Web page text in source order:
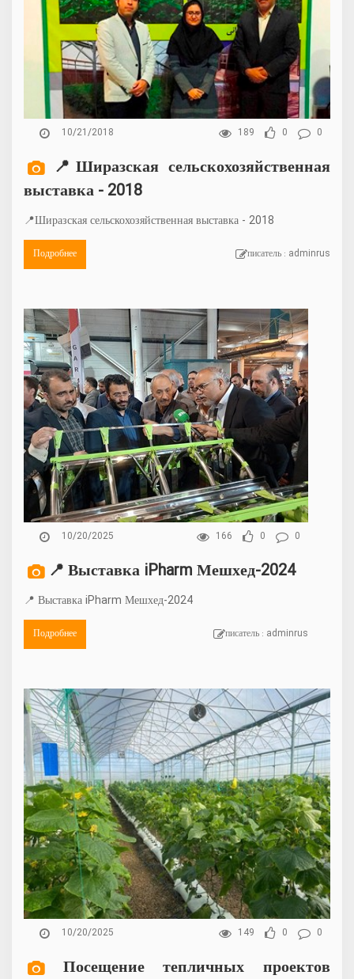
10/21/2018 189 0 0
📍Ширазская сельскохозяйственная
выставка - 2018
📍Ширазская сельскохозяйственная выставка - 2018
Подробнее писатель : adminrus
10/20/2025 166 0 0
📍 Выставка iPharm Мешхед-2024
📍 Выставка iPharm Мешхед-2024
Подробнее писатель : adminrus
10/20/2025 149 0 0
Посещение тепличных проектов